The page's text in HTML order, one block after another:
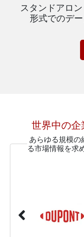
スタンドアロ
形式でのデ
世界中の企
あらゆる規模の
る市場情報を求